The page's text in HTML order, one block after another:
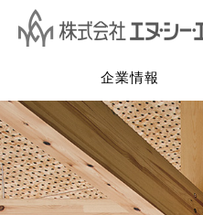
企業情報